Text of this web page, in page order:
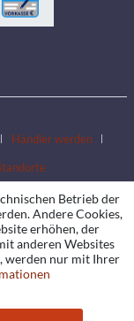
Händler werden
Betrieb der
Andere Cookies,
erhöhen, der
anderen Websites
werden nur mit Ihrer